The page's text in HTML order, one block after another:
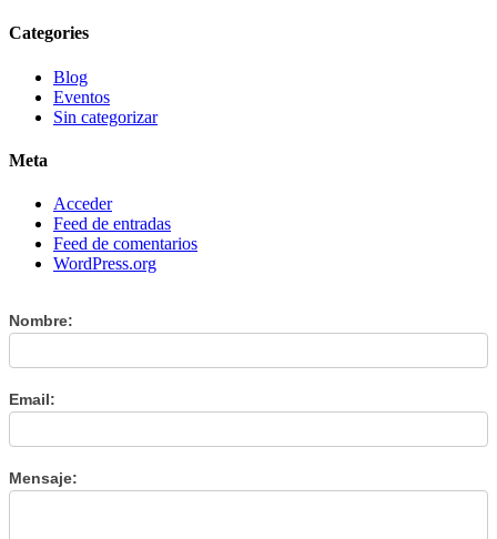
Categories
Blog
Eventos
Sin categorizar
Meta
Acceder
Feed de entradas
Feed de comentarios
WordPress.org
Contáctanos
Nombre:
Email:
Mensaje: